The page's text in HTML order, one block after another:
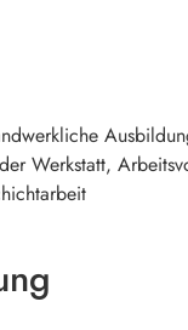
Werkstatt,